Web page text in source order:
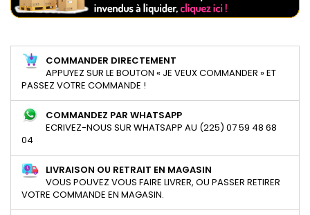
COMMANDER DIRECTEMENT
APPUYEZ SUR LE BOUTON « JE VEUX COMMANDER » ET
PASSEZ VOTRE COMMANDE !
COMMANDEZ PAR WHATSAPP
ECRIVEZ-NOUS SUR WHATSAPP AU (225) 07 59 48 68
04
LIVRAISON OU RETRAIT EN MAGASIN
VOUS POUVEZ VOUS FAIRE LIVRER, OU PASSER RETIRER
VOTRE COMMANDE EN MAGASIN.